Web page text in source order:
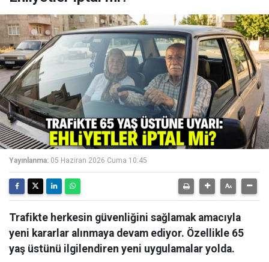
Yayınlanma: 05 Haziran 2026 Cuma 10:45
Trafikte herkesin güvenliğini sağlamak amacıyla
yeni kararlar alınmaya devam ediyor. Özellikle 65
yaş üstünü ilgilendiren yeni uygulamalar yolda.